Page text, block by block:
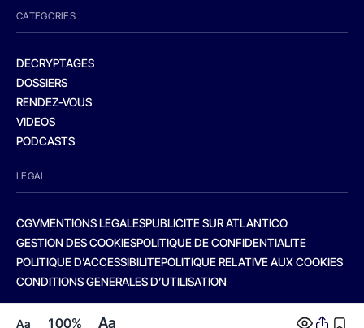
Aa 100% Aa
CATEGORIES
DECRYPTAGES
DOSSIERS
RENDEZ-VOUS
VIDEOS
PODCASTS
LEGAL
CGVMENTIONS LEGALESPUBLICITE SUR ATLANTICO
GESTION DES COOKIESPOLITIQUE DE CONFIDENTIALITE
POLITIQUE D’ACCESSIBILITEPOLITIQUE RELATIVE AUX COOKIES
CONDITIONS GENERALES D’UTILISATION